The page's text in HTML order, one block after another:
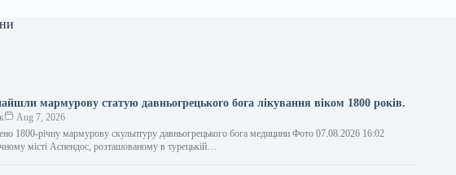
мармурову статую давньогрецького бога лікування віком 1800 років.
Aug 7, 2026
1800-річну мармурову скульптуру давньогрецького бога медицини Фото 07.08.2026 16:02
місті Аспендос, розташованому в турецькій…